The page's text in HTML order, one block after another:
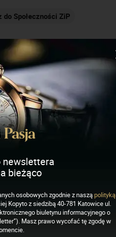
cały czas!
newslettera
bieżąco
osobowych zgodnie z naszą polityką
Kopyto z siedzibą 40-781 Katowice ul.
biuletynu informacyjnego o
Masz prawo wycofać tę zgodę w